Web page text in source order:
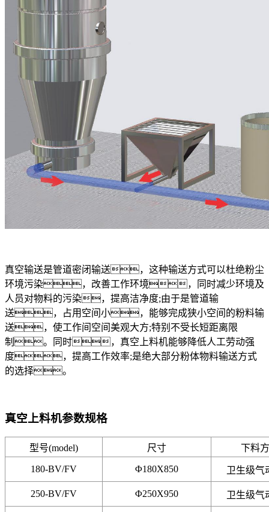
真空输送是管道密闭输送，这种输送方式可以杜绝粉尘
环境污染，改善工作环境，同时减少环境及
人员对物料的污染，提高洁净度;由于是管道输
送，占用空间小，能够完成狭小空间的粉料输
送，使工作间空间美观大方;特别不受长短距离限
制。同时，真空上料机能够降低人工劳动强
度，提高工作效率;是绝大部分粉体物料输送方式
的选择。
真空上料机参数规格
型号(model) 尺寸 下料
180-BV/FV Φ180X850 卫生级气
250-BV/FV Φ250X950 卫生级气